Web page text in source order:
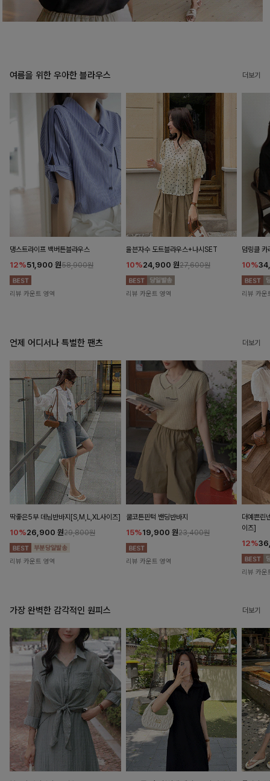
여름을 위한 우아한 블라우스 더보기
댕스트라이프 백버튼블라우스
12%51,900 원58,900원
리뷰 카운트 영역
율븐자수 도트블라우스+나시SET
10%24,900 원27,600원
리뷰 카운트 영역
덤링클 카
10%
리뷰 카운
언제 어디서나 특별한 팬츠 더보기
딱좋은5부 데님반바지[S,M,L,XL사이즈]
10%26,900 원29,800원
리뷰 카운트 영역
쿨코튼핀턱 밴딩반바지
15%19,900 원23,400원
리뷰 카운트 영역
더예쁜린
이즈]
12%
리뷰 카운
가장 완벽한 감각적인 원피스 더보기